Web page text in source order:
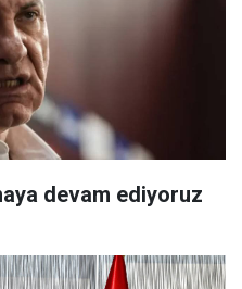
devam ediyoruz